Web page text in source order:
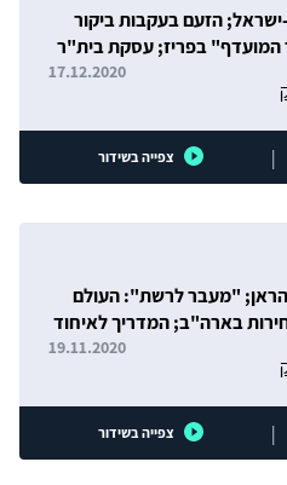
ישראל; הזעם בעקבות ביקור
המועדף" בפריז; עסקת בית"ר
17.12.2020
| צפייה בשידור
"מעבר לרשת": העולם
בארה"ב; המדריך לאיחוד
19.11.2020
| צפייה בשידור